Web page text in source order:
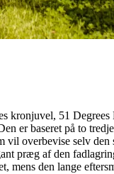
51
er baseret på to
overbevise selv
præg af den
den lange